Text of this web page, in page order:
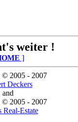
weiter !
]
© 2005 - 2007
Deckers
and
© 2005 - 2007
Real-Estate